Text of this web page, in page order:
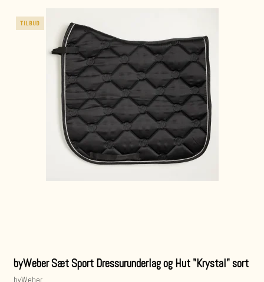
TILBUD
byWeber Sæt Sport Dressurunderlag og Hut "Krystal" sort
byWeber